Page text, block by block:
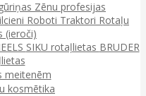
Zēnu profesijas
Roboti Traktori Rotaļu
(ieroči)
SIKU rotaļlietas BRUDER
meitenēm
kosmētika